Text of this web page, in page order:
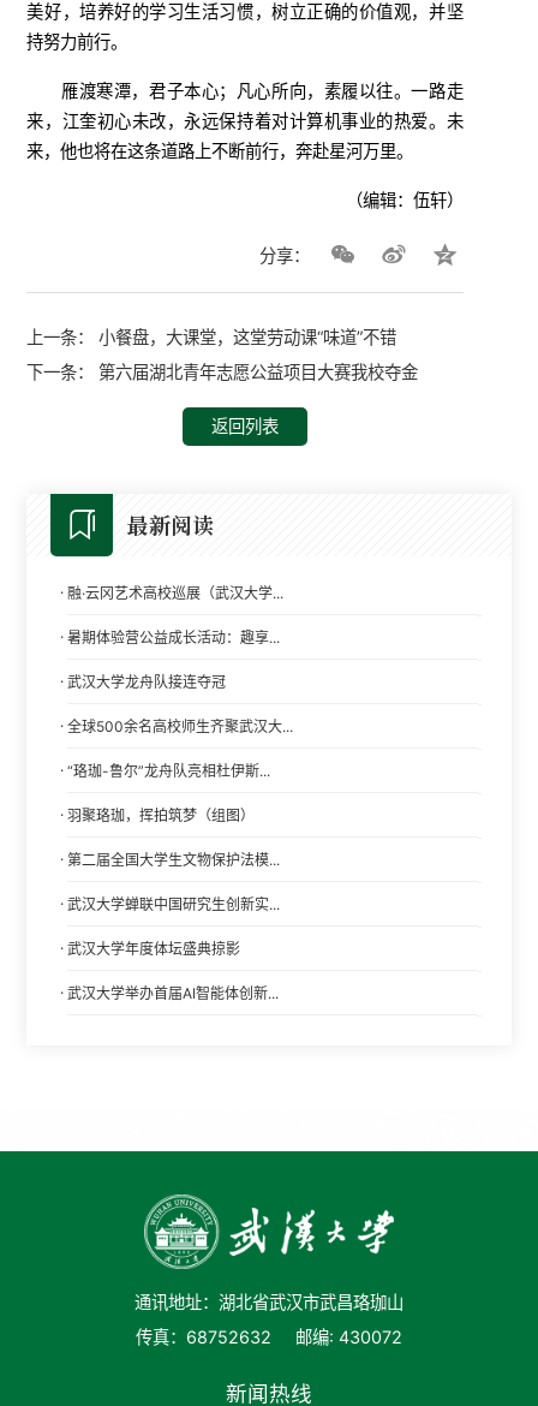
美好，培养好的学习生活习惯，树立正确的价值观，并坚
持努力前行。
雁渡寒潭，君子本心；凡心所向，素履以往。一路走
来，江奎初心未改，永远保持着对计算机事业的热爱。未
来，他也将在这条道路上不断前行，奔赴星河万里。
（编辑：伍轩）
分享：
上一条：小餐盘，大课堂，这堂劳动课“味道”不错
下一条： 第六届湖北青年志愿公益项目大赛我校夺金
返回列表
最新阅读
· 融·云冈艺术高校巡展（武汉大学...
· 暑期体验营公益成长活动：趣享...
· 武汉大学龙舟队接连夺冠
· 全球500余名高校师生齐聚武汉大...
· “珞珈-鲁尔”龙舟队亮相杜伊斯...
· 羽聚珞珈，挥拍筑梦（组图）
· 第二届全国大学生文物保护法模...
· 武汉大学蝉联中国研究生创新实...
· 武汉大学年度体坛盛典掠影
· 武汉大学举办首届AI智能体创新...
通讯地址：湖北省武汉市武昌珞珈山
传真：68752632
邮编: 430072
新闻热线